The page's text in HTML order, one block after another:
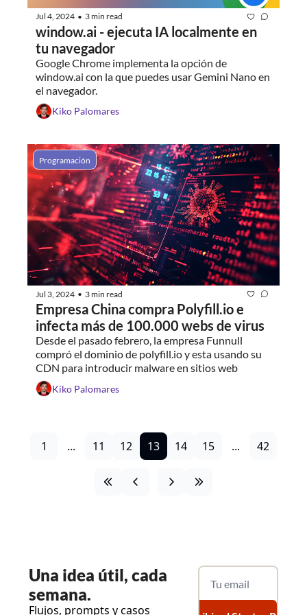
Jul 4, 2024 • 3 min read
window.ai - ejecuta IA localmente en
tu navegador
Google Chrome implementa la opción de
window.ai con la que puedes usar Gemini Nano en
el navegador.
Kiko Palomares
Programación
Jul 3, 2024 • 3 min read
Empresa China compra Polyfill.io e
infecta más de 100.000 webs de virus
Desde el pasado febrero, la empresa Funnull
compró el dominio de polyfill.io y esta usando su
CDN para introducir malware en sitios web
Kiko Palomares
1 ... 11 12 13 14 15 ... 42
Una idea útil, cada
semana.
Flujos, prompts y casos